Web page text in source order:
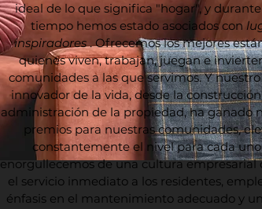
ideal de lo que significa "hogar", y
tiempo hemos estado asociados con
inspiradores. Ofrecemos los mejores
quienes viven, trabajan, juegan e
comunidades a las que servimos. Y
innovador de la vida, desde la
administración de la propiedad, ha ganado
premios para nuestras comunidades,
constantemente el nivel para cada
enorgullecemos de una cultura empresarial
el servicio inmediato a los residentes,
énfasis en el mantenimiento adecuado y